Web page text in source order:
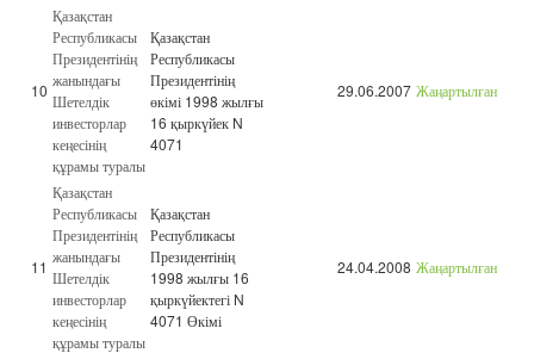
10
Қазақстан
Республикасы
Президентінің
жанындағы
Шетелдік
инвесторлар
кеңесінің
құрамы туралы
Қазақстан
Республикасы
Президентінің
өкімі 1998 жылғы
16 қыркүйек N
4071
29.06.2007 Жаңартылған
11
Қазақстан
Республикасы
Президентінің
жанындағы
Шетелдік
инвесторлар
кеңесінің
құрамы туралы
Қазақстан
Республикасы
Президентінің
1998 жылғы 16
қыркүйектегі N
4071 Өкімі
24.04.2008 Жаңартылған